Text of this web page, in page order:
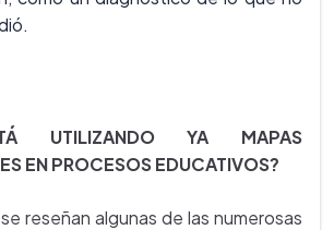
UTILIZANDO YA MAPAS
EN PROCESOS EDUCATIVOS?
reseñan algunas de las numerosas